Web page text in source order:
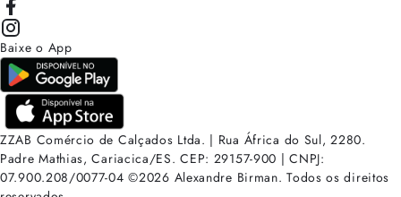
Baixe o App
ZZAB Comércio de Calçados Ltda. | Rua África do Sul, 2280.
Padre Mathias, Cariacica/ES. CEP: 29157-900 | CNPJ:
07.900.208/0077-04 ©2026 Alexandre Birman. Todos os direitos